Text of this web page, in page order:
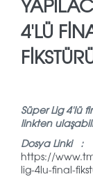
4'LÜ
Süper Lig 4'lü
linkten
Dosya Linki :
https://
lig-4lu-final-